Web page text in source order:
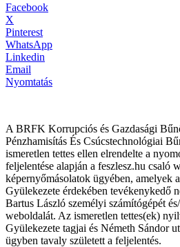
Facebook
X
Pinterest
WhatsApp
Linkedin
Email
Nyomtatás
A BRFK Korrupciós és Gazdasági
Pénzhamisítás És Csúcstechnológiai
ismeretlen tettes ellen elrendelte a
feljelentése alapján a feszlesz.hu csaló
képernyőmásolatok ügyében, amelyek
Gyülekezete érdekében tevékenykedő
Bartus László személyi számítógépét
weboldalát. Az ismeretlen tettes(ek)
Gyülekezete tagjai és Németh Sándor
ügyben tavaly született a feljelentés.